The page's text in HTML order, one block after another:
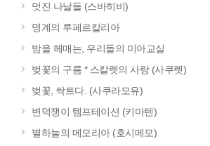
멋진 나날들 (스바히비)
명계의 루페르칼리아
밤을 헤매는, 우리들의 미아교실
벚꽃의 구름 * 스칼렛의 사랑 (사쿠렛)
벚꽃, 싹트다. (사쿠라모유)
변덕쟁이 템프테이션 (키마텐)
별하늘의 메모리아 (호시메모)